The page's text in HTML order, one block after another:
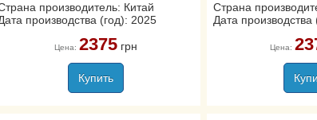
производитель: Китай
производства (год): 2025
Цена: 2375грн
Купить
Страна
Дата производства
Цена: